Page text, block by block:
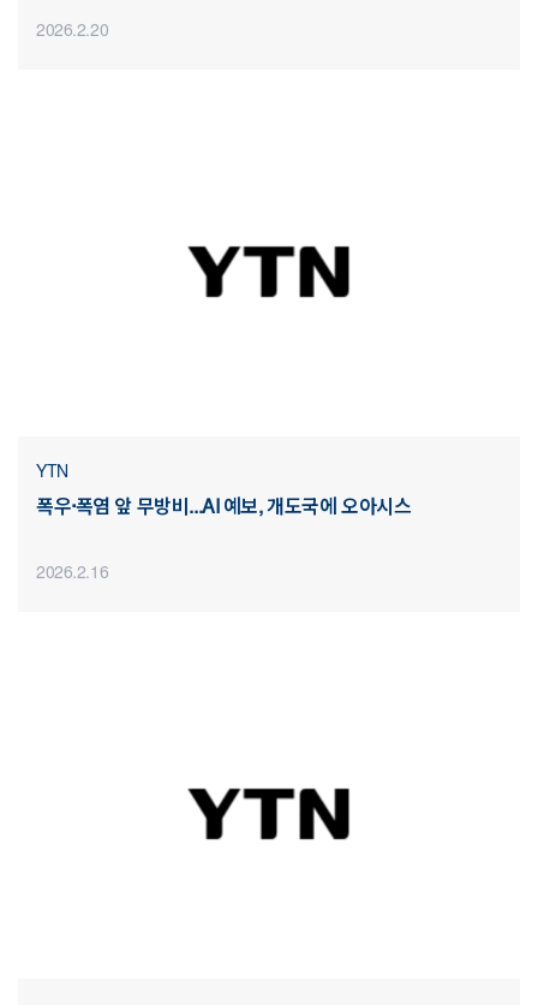
2026.2.20
YTN
폭우·폭염 앞 무방비...AI 예보, 개도국에 오아시스
2026.2.16